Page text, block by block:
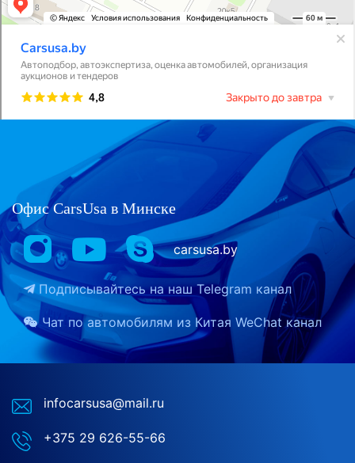
Офис CarsUsa в Минске
carsusa.by
Подписывайтесь на нашTelegram канал
Чат по автомобилям из Китая WeChat канал
infocarsusa@mail.ru
+375 29 626-55-66